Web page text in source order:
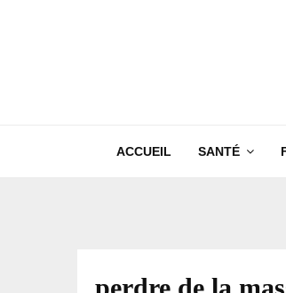
ACCUEIL SANTÉ